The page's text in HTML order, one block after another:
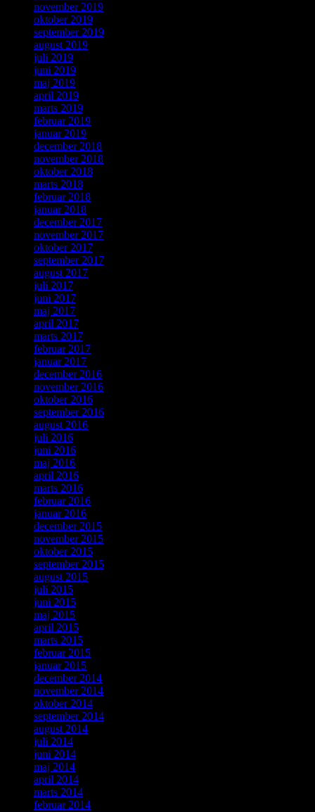
november 2019
oktober 2019
september 2019
august 2019
juli 2019
juni 2019
maj 2019
april 2019
marts 2019
februar 2019
januar 2019
december 2018
november 2018
oktober 2018
marts 2018
februar 2018
januar 2018
december 2017
november 2017
oktober 2017
september 2017
august 2017
juli 2017
juni 2017
maj 2017
april 2017
marts 2017
februar 2017
januar 2017
december 2016
november 2016
oktober 2016
september 2016
august 2016
juli 2016
juni 2016
maj 2016
april 2016
marts 2016
februar 2016
januar 2016
december 2015
november 2015
oktober 2015
september 2015
august 2015
juli 2015
juni 2015
maj 2015
april 2015
marts 2015
februar 2015
januar 2015
december 2014
november 2014
oktober 2014
september 2014
august 2014
juli 2014
juni 2014
maj 2014
april 2014
marts 2014
februar 2014